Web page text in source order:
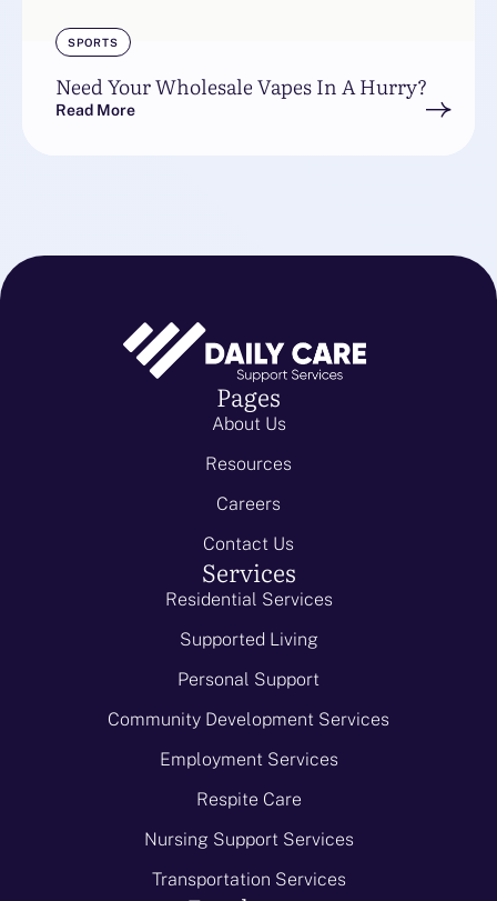
SPORTS
Need Your Wholesale Vapes In A Hurry?
Read More
Pages
About Us
Resources
Careers
Contact Us
Services
Residential Services
Supported Living
Personal Support
Community Development Services
Employment Services
Respite Care
Nursing Support Services
Transportation Services